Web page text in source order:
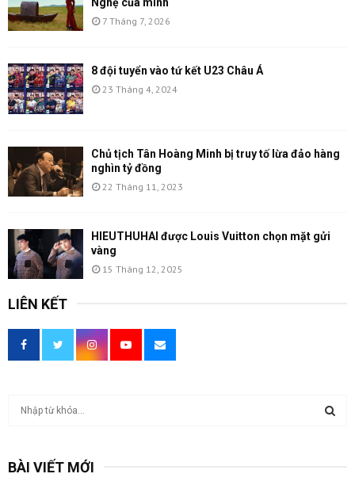
7 Tháng 7, 2026
8 đội tuyển vào tứ kết U23 Châu Á
23 Tháng 4, 2024
Chủ tịch Tân Hoàng Minh bị truy tố lừa đảo hàng
nghìn tỷ đồng
22 Tháng 11, 2023
HIEUTHUHAI được Louis Vuitton chọn mặt gửi
vàng
15 Tháng 12, 2025
LIÊN KẾT
iBÀI VIẾT MỚI